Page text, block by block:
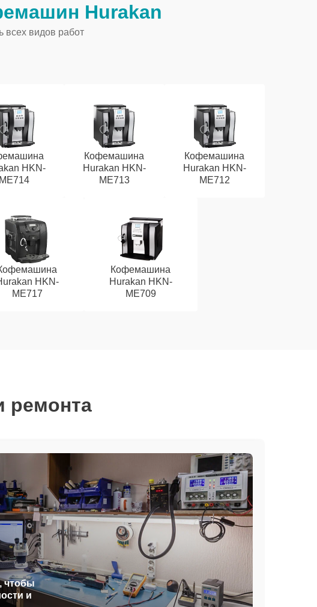
Hurakan
всех видов работ
HKN-
ME714
Кофемашина
Hurakan HKN-
ME713
Кофемашина
Hurakan HKN-
ME712
HKN-
ME717
Кофемашина
Hurakan HKN-
ME709
ремонта
чтобы
и